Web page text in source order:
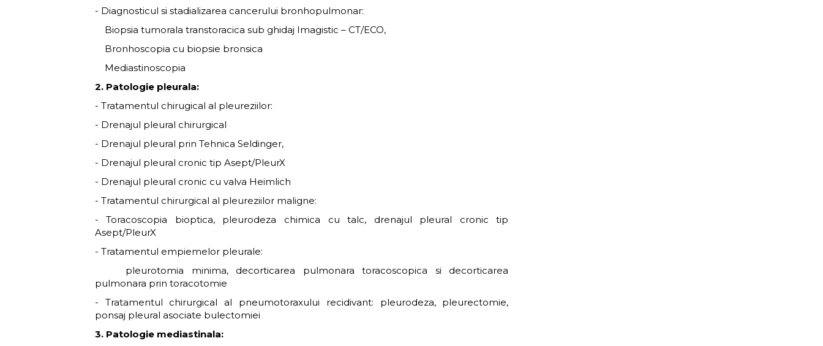
- Diagnosticul si stadializarea cancerului bronhopulmonar:
Biopsia tumorala transtoracica sub ghidaj Imagistic – CT/ECO,
Bronhoscopia cu biopsie bronsica
Mediastinoscopia
2. Patologie pleurala:
- Tratamentul chirugical al pleureziilor:
- Drenajul pleural chirurgical
- Drenajul pleural prin Tehnica Seldinger,
- Drenajul pleural cronic tip Asept/PleurX
- Drenajul pleural cronic cu valva Heimlich
- Tratamentul chirurgical al pleureziilor maligne:
- Toracoscopia bioptica, pleurodeza chimica cu talc, drenajul pleural cronic tip
Asept/PleurX
- Tratamentul empiemelor pleurale:
pleurotomia minima, decorticarea pulmonara toracoscopica si decorticarea
pulmonara prin toracotomie
- Tratamentul chirurgical al pneumotoraxului recidivant: pleurodeza, pleurectomie,
ponsaj pleural asociate bulectomiei
3. Patologie mediastinala: